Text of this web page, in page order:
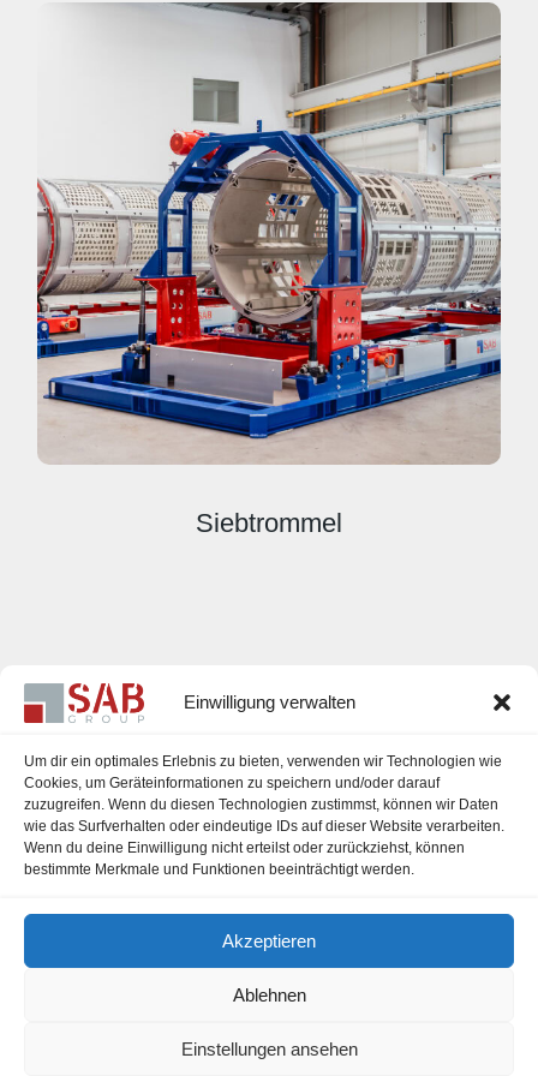
Einwilligung verwalten
Um dir ein optimales Erlebnis zu bieten, verwenden wir Technologien wie
Cookies, um Geräteinformationen zu speichern und/oder darauf
zuzugreifen. Wenn du diesen Technologien zustimmst, können wir Daten
wie das Surfverhalten oder eindeutige IDs auf dieser Website verarbeiten.
Wenn du deine Einwilligung nicht erteilst oder zurückziehst, können
bestimmte Merkmale und Funktionen beeinträchtigt werden.
Akzeptieren
Ablehnen
Einstellungen ansehen
Siebtrommel
Karriere
Impressum
Datenschutzerklärung
Cookie-Richtlinie (EU)
office@sab-group.com